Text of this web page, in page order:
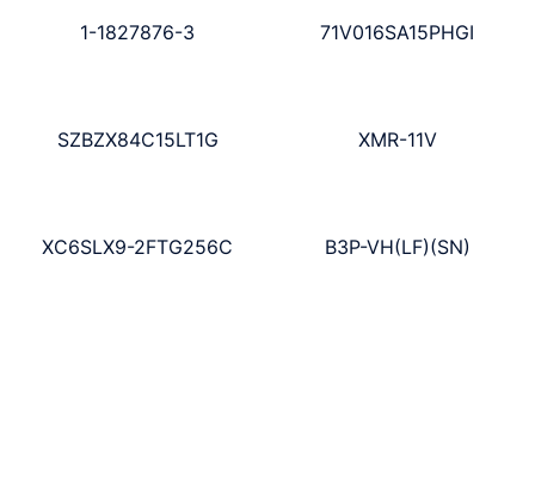
1-1827876-3 71V016SA15PHGI
SZBZX84C15LT1G XMR-11V
XC6SLX9-2FTG256C B3P-VH(LF)(SN)